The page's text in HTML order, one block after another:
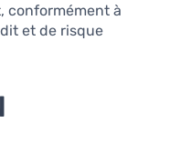
conformément à
et de risque